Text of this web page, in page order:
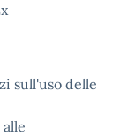
sull'uso delle